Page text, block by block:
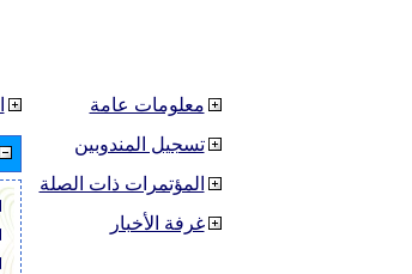
معلومات عامة
تسجيل المندوبين
المؤتمرات ذات الصلة
غرفة الأخبار